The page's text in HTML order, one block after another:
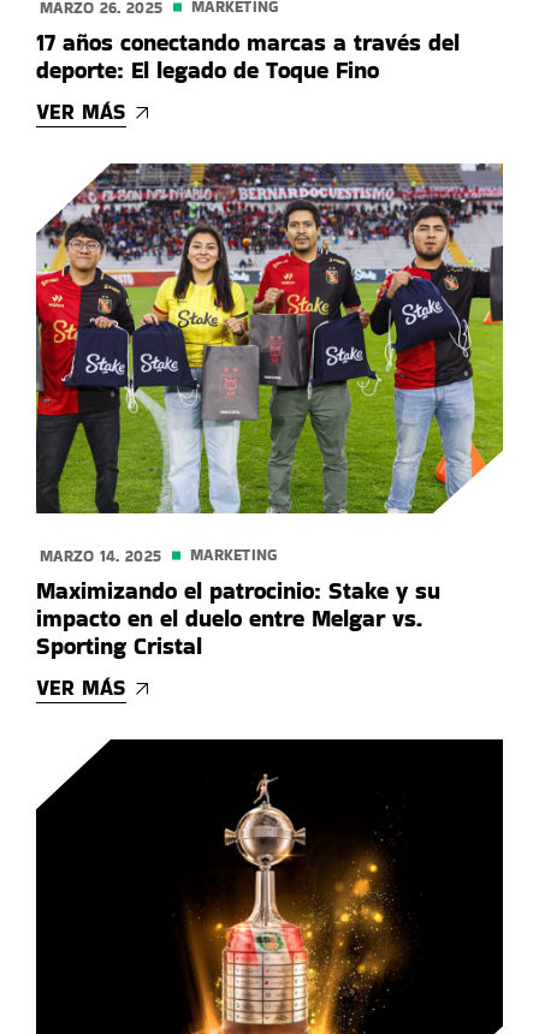
MARZO 26. 2025 MARKETING
17 años conectando marcas a través del
deporte: El legado de Toque Fino
VER MÁS
MARZO 14. 2025 MARKETING
Maximizando el patrocinio: Stake y su
impacto en el duelo entre Melgar vs.
Sporting Cristal
VER MÁS